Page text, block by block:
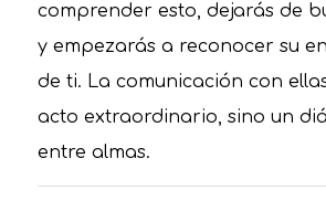
comprender esto, dejarás de
y empezarás a reconocer su
de ti. La comunicación con
acto extraordinario, sino un
entre almas.